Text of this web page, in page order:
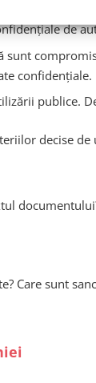
de
confidențiale.
decise
Care sunt